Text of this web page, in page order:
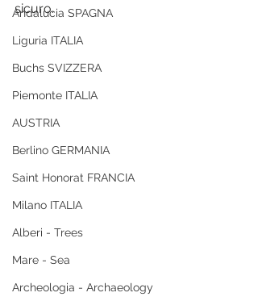
Andalucia SPAGNA
Liguria ITALIA
Buchs SVIZZERA
Piemonte ITALIA
AUSTRIA
Berlino GERMANIA
Saint Honorat FRANCIA
Milano ITALIA
Alberi - Trees
Mare - Sea
Archeologia - Archaeology
sicuro.